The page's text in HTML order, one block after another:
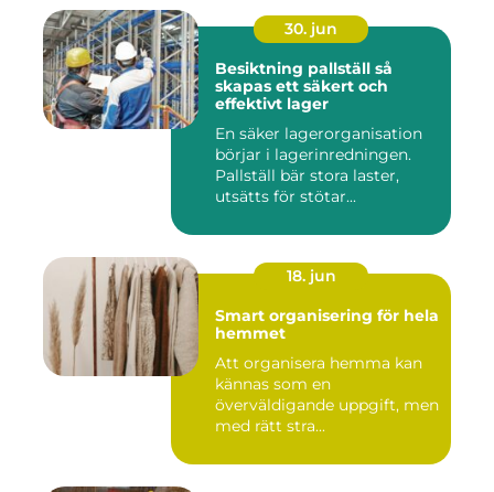
30. jun
Besiktning pallställ så
skapas ett säkert och
effektivt lager
En säker lagerorganisation
börjar i lagerinredningen.
Pallställ bär stora laster,
utsätts för stötar...
18. jun
Smart organisering för hela
hemmet
Att organisera hemma kan
kännas som en
överväldigande uppgift, men
med rätt stra...